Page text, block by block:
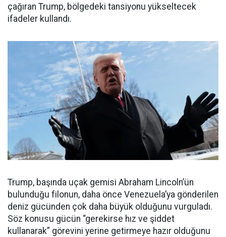
çağıran Trump, bölgedeki tansiyonu yükseltecek
ifadeler kullandı.
Trump, başında uçak gemisi Abraham Lincoln’ün
bulunduğu filonun, daha önce Venezuela’ya gönderilen
deniz gücünden çok daha büyük olduğunu vurguladı.
Söz konusu gücün “gerekirse hız ve şiddet
kullanarak” görevini yerine getirmeye hazır olduğunu